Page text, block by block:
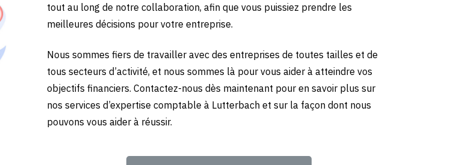
tout au long de notre collaboration, afin que vous puissiez prendre les
meilleures décisions pour votre entreprise.
Nous sommes fiers de travailler avec des entreprises de toutes tailles et de
tous secteurs d’activité, et nous sommes là pour vous aider à atteindre vos
objectifs financiers. Contactez-nous dès maintenant pour en savoir plus sur
nos services d’expertise comptable à Lutterbach et sur la façon dont nous
pouvons vous aider à réussir.